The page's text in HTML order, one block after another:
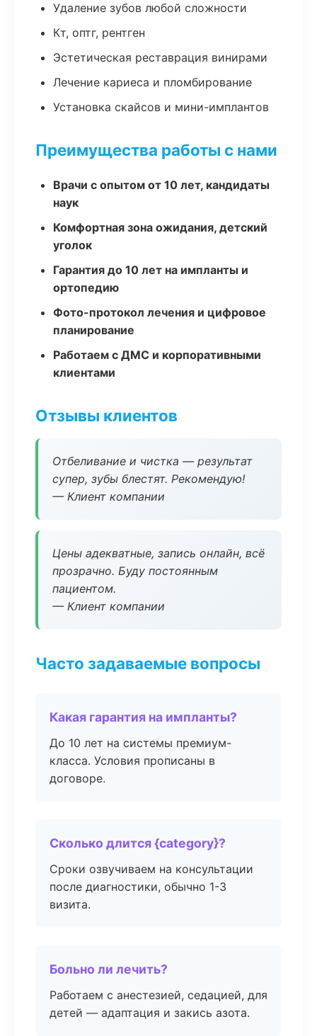
Удаление зубов любой сложности
Кт, оптг, рентген
Эстетическая реставрация винирами
Лечение кариеса и пломбирование
Установка скайсов и мини-имплантов
Преимущества работы с нами
Врачи с опытом от 10 лет, кандидаты
наук
Комфортная зона ожидания, детский
уголок
Гарантия до 10 лет на импланты и
ортопедию
Фото-протокол лечения и цифровое
планирование
Работаем с ДМС и корпоративными
клиентами
Отзывы клиентов
Отбеливание и чистка — результат
супер, зубы блестят. Рекомендую!
— Клиент компании
Цены адекватные, запись онлайн, всё
прозрачно. Буду постоянным
пациентом.
— Клиент компании
Часто задаваемые вопросы
Какая гарантия на импланты?
До 10 лет на системы премиум-
класса. Условия прописаны в
договоре.
Сколько длится {category}?
Сроки озвучиваем на консультации
после диагностики, обычно 1-3
визита.
Больно ли лечить?
Работаем с анестезией, седацией, для
детей — адаптация и закись азота.